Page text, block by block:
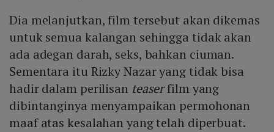
Dia melanjutkan, film tersebut akan dikemas
untuk semua kalangan sehingga tidak akan
ada adegan darah, seks, bahkan ciuman.
Sementara itu Rizky Nazar yang tidak bisa
hadir dalam perilisan teaserfilm yang
dibintanginya menyampaikan permohonan
maaf atas kesalahan yang telah diperbuat.